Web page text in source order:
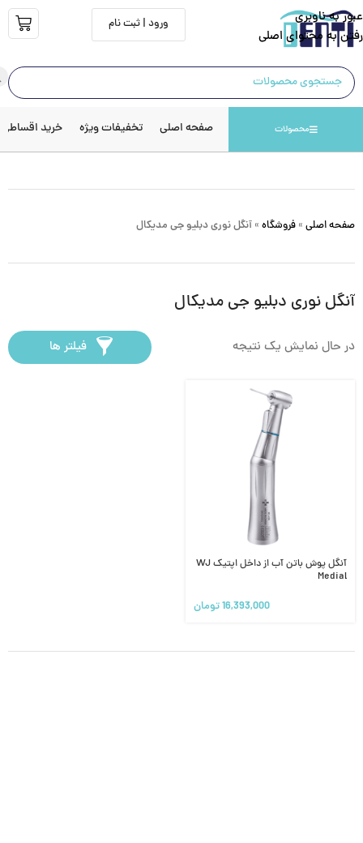
عبور به ناوبری
رفتن به محتوای اصلی
ورود | ثبت نام
محصولات صفحه اصلی تخفیفات ویژه خرید اقساطی
صفحه اصلی » فروشگاه » آنگل نوری دبلیو جی مدیکال
آنگل نوری دبلیو جی مدیکال
در حال نمایش یک نتیجه فیلتر ها
آنگل پوش باتن آب از داخل اپتیک WJ
Medial
16,393,000تومان